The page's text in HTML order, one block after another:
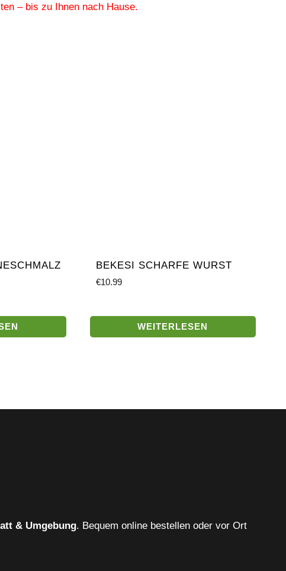
– bis zu Ihnen nach Hause.
BEKESI SCHARFE WURST
€10.99
WEITERLESEN
& Umgebung. Bequem online bestellen oder vor Ort